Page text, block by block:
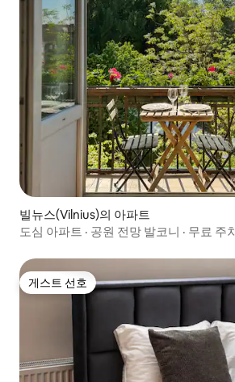
빌뉴스(Vilnius)의 아파트
도심 아파트 · 공원 전망 발코니 · 무료 주
게스트 선호
게스트 선호